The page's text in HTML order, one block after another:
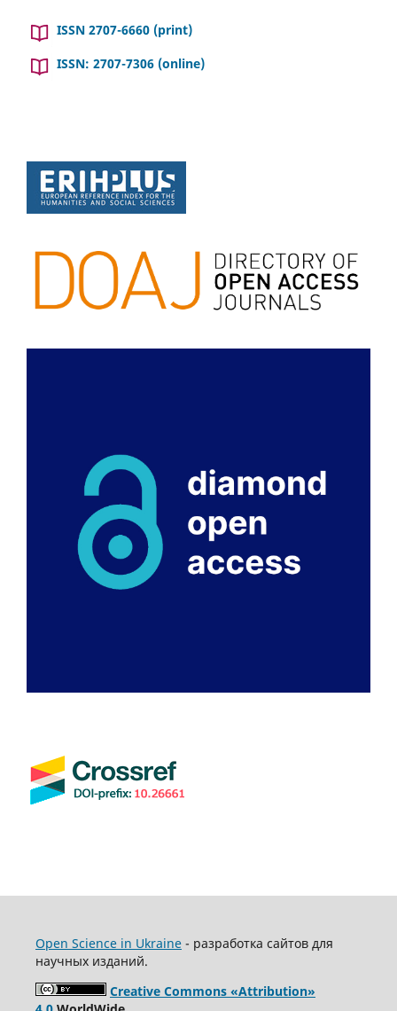
ISSN 2707-6660 (print)
ISSN: 2707-7306 (online)
Open Science in Ukraine- разработка сайтов для
научных изданий.
Creative Commons «Attribution»